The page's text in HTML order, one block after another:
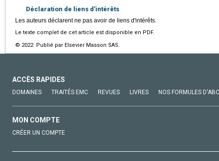
Déclaration de liens d'intérêts
Les auteurs déclarent ne pas avoir de liens d'intérêts.
Le texte complet de cet article est disponible en PDF.
© 2022 Publié par Elsevier Masson SAS.
ACCÈS RAPIDES
DOMAINES TRAITÉS EMC REVUES LIVRES NOS FORMULES
MON COMPTE
CRÉER UN COMPTE